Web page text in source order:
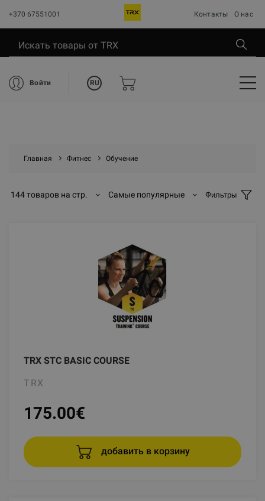
+370 67551001 Контакты О нас
Войти RU
Главная Фитнес Обучение
144 товаров на стр. Самые популярные Фильтры
TRX STC BASIC COURSE
TRX
175.00€
добавить в корзину